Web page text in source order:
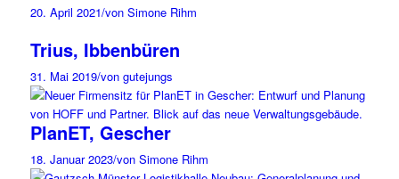
20. April 2021/von Simone Rihm
Trius, Ibbenbüren
31. Mai 2019/von gutejungs
PlanET, Gescher
18. Januar 2023/von Simone Rihm